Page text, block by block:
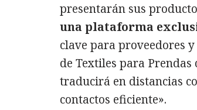
presentarán sus
una plataforma
clave para proveedores
de Textiles para
traducirá en distancias
contactos eficiente».